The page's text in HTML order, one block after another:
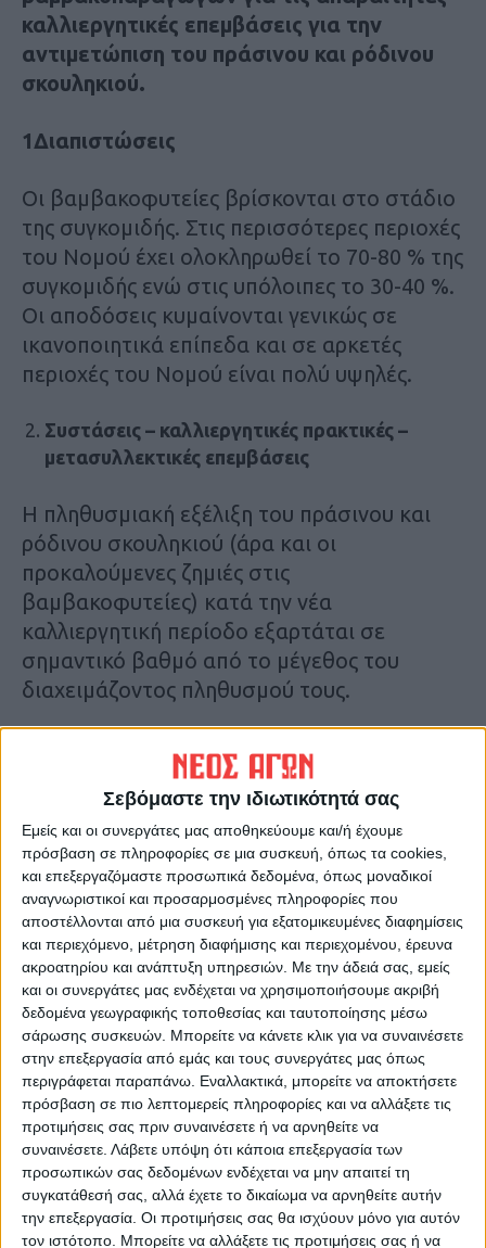
Σεβόμαστε την ιδιωτικότητά σας
Εμείς και οι συνεργάτες μας αποθηκεύουμε και/ή έχουμε
πρόσβαση σε πληροφορίες σε μια συσκευή, όπως τα cookies,
και επεξεργαζόμαστε προσωπικά δεδομένα, όπως μοναδικοί
αναγνωριστικοί και προσαρμοσμένες πληροφορίες που
αποστέλλονται από μια συσκευή για εξατομικευμένες διαφημίσεις
και περιεχόμενο, μέτρηση διαφήμισης και περιεχομένου, έρευνα
ακροατηρίου και ανάπτυξη υπηρεσιών. Με την άδειά σας, εμείς
και οι συνεργάτες μας ενδέχεται να χρησιμοποιήσουμε ακριβή
δεδομένα γεωγραφικής τοποθεσίας και ταυτοποίησης μέσω
σάρωσης συσκευών. Μπορείτε να κάνετε κλικ για να συναινέσετε
στην επεξεργασία από εμάς και τους συνεργάτες μας όπως
περιγράφεται παραπάνω. Εναλλακτικά, μπορείτε να αποκτήσετε
πρόσβαση σε πιο λεπτομερείς πληροφορίες και να αλλάξετε τις
προτιμήσεις σας πριν συναινέσετε ή να αρνηθείτε να
συναινέσετε. Λάβετε υπόψη ότι κάποια επεξεργασία των
προσωπικών σας δεδομένων ενδέχεται να μην απαιτεί τη
συγκατάθεσή σας, αλλά έχετε το δικαίωμα να αρνηθείτε αυτήν
την επεξεργασία. Οι προτιμήσεις σας θα ισχύουν μόνο για αυτόν
τον ιστότοπο. Μπορείτε να αλλάξετε τις προτιμήσεις σας ή να
καλλιεργητικές επεμβάσεις για την
αντιμετώπιση του πράσινου και ρόδινου
σκουληκιού.
1Διαπιστώσεις
Οι βαμβακοφυτείες βρίσκονται στο στάδιο
της συγκομιδής. Στις περισσότερες περιοχές
του Νομού έχει ολοκληρωθεί το 70-80 % της
συγκομιδής ενώ στις υπόλοιπες το 30-40 %.
Οι αποδόσεις κυμαίνονται γενικώς σε
ικανοποιητικά επίπεδα και σε αρκετές
περιοχές του Νομού είναι πολύ υψηλές.
Συστάσεις – καλλιεργητικές πρακτικές –
μετασυλλεκτικές επεμβάσεις
Η πληθυσμιακή εξέλιξη του πράσινου και
ρόδινου σκουληκιού (άρα και οι
προκαλούμενες ζημιές στις
βαμβακοφυτείες) κατά την νέα
καλλιεργητική περίοδο εξαρτάται σε
σημαντικό βαθμό από το μέγεθος του
διαχειμάζοντος πληθυσμού τους.
εντός του εδάφους. Επομένως όσο
μικρότερος είναι ο πληθυσμός που θα
καταφέρει να διαχειμάσει και να εξέλθει
από το έδαφος την άνοιξη τόσο το
καλύτερο για την προστασία των νέων
βαμβακοφυτειών. Για το σκοπό αυτό
κρίνεται απολύτως απαραίτητο να
προβαίνουμε στις κατάλληλες
καλλιεργητικές επεμβάσεις αμέσως μετά
την συγκομιδή του βάμβακος ώστε να
προκαλούμε ελαχιστοποίηση του αριθμού
των διαχειμαζόντων εντόμων.
Τέτοιες καλλιεργητικές επεμβάσεις είναι η
άμεση , μετά την συγκομιδή , στελεχοκοπή
των βαμβακοφυτειών και ενσωμάτωση